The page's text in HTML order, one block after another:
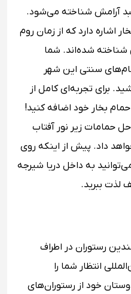
آرامش شناخته می‌شود.
اشاره دارد که از زمان روم
شناخته شده‌اند. شما
سنتی این شهر
برای تجربه‌ای کامل از
حمام بخار خود اضافه کنید!
حمامات زیر نور آفتاب
داد. پیش از اینکه روی
به داخل دریا شیرجه
لذت ببرید.
رستوران در اطراف
انتظار شما را
خود از رستوران‌های